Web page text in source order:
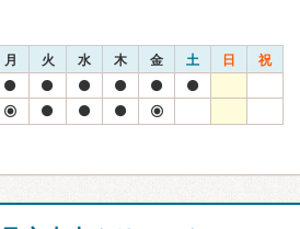
月 火 水 木 金 土 日 祝